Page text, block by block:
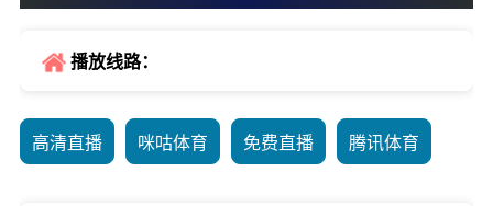
完赛
播放线路：
高清直播 咪咕体育 免费直播 腾讯体育